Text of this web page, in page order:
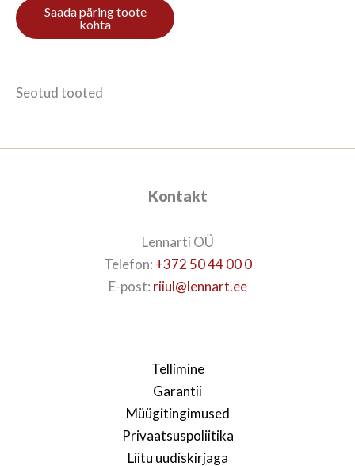
Ole esimene, kes hindab toodet
Seotud tooted
Kontakt
Lennarti OÜ
Telefon: +372 50 44 00 0
E-post: riiul@lennart.ee
Tellimine
Garantii
Müügitingimused
Privaatsuspoliitika
Liitu uudiskirjaga